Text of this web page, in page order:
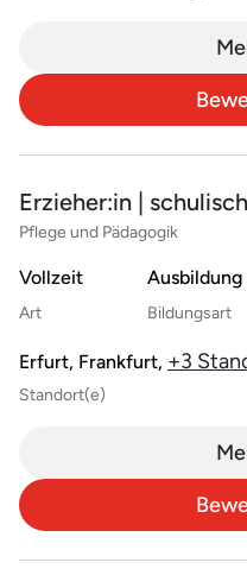
Erzieher:in | schulisch
Pflege und Pädagogik
Vollzeit
Art
Ausbildung
Bildungsart
Erfurt, Frankfurt, +3
Standort(e)